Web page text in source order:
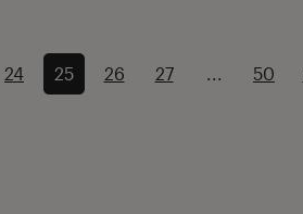
24 25 26 27 ... 50